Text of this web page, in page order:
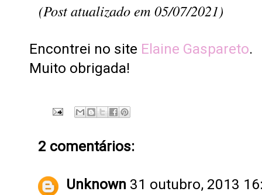
(Post atualizado em 05/07/2021)
Encontrei no site Elaine Gaspareto.
Muito obrigada!
2 comentários:
Unknown 31 outubro, 2013